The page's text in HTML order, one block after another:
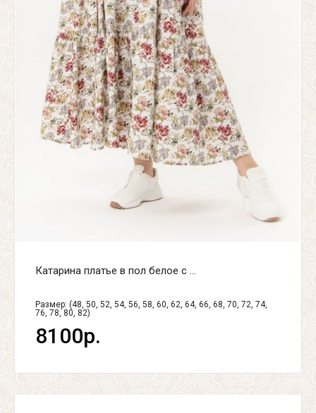
Катарина платье в пол белое с ...
Размер: (48, 50, 52, 54, 56, 58, 60, 62, 64, 66, 68, 70, 72, 74,
76, 78, 80, 82)
8100р.